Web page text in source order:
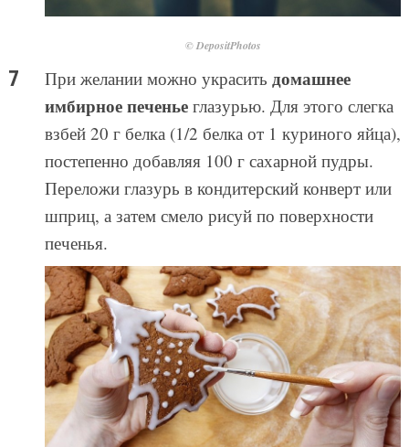
© DepositPhotos
При желании можно украсить домашнее
имбирное печеньеглазурью. Для этого слегка
взбей 20 г белка (1/2 белка от 1 куриного яйца),
постепенно добавляя 100 г сахарной пудры.
Переложи глазурь в кондитерский конверт или
шприц, а затем смело рисуй по поверхности
печенья.